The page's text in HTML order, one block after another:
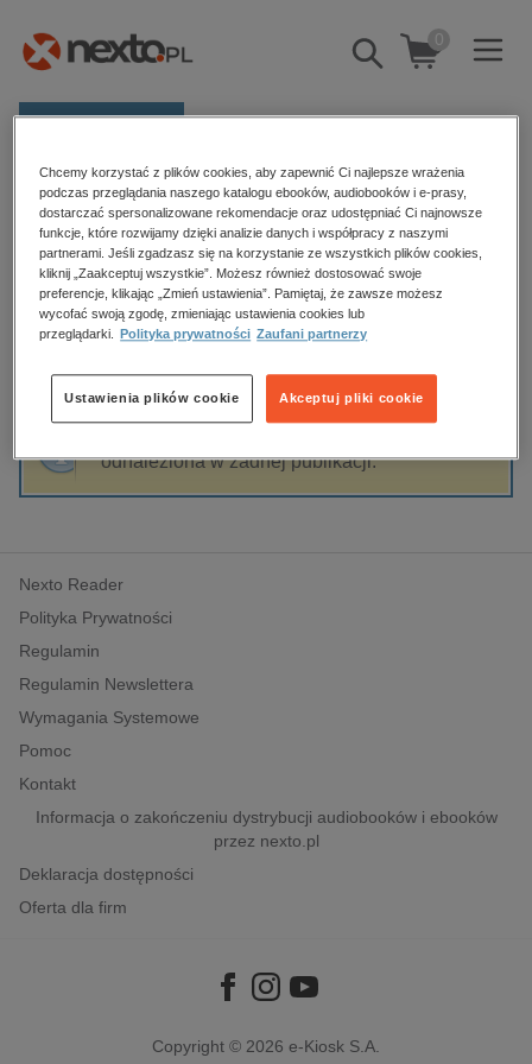
Pokaż/schowaj
wyszukiwarkę
0
Kategorie
Zobacz wszystkie E-prasa
budownictwo, aranżacja wnętrz
biznesowe, branżowe, gospodarka
dzienniki
edukacja
hobby, sport, rozrywka
komputery, internet, technologie, informatyka
polityka, społeczno-informacyjne
psychologiczne
inne
popularno-naukowe
historia
Strona główna Wydawnictwo Agora
Wydawnictwo Agora
Sortowanie Filtrowanie
odnaleziona w żadnej publikacji.
Nexto Reader
Polityka Prywatności
Regulamin
Regulamin Newslettera
Wymagania Systemowe
Pomoc
Kontakt
Informacja o zakończeniu dystrybucji audiobooków i ebooków
przez nexto.pl
Deklaracja dostępności
Oferta dla firm
Copyright © 2026 e-Kiosk S.A.
Chcemy korzystać z plików cookies, aby zapewnić Ci najlepsze wrażenia
podczas przeglądania naszego katalogu ebooków, audiobooków i e-prasy,
dostarczać spersonalizowane rekomendacje oraz udostępniać Ci najnowsze
funkcje, które rozwijamy dzięki analizie danych i współpracy z naszymi
partnerami. Jeśli zgadzasz się na korzystanie ze wszystkich plików cookies,
kliknij „Zaakceptuj wszystkie”. Możesz również dostosować swoje
preferencje, klikając „Zmień ustawienia”. Pamiętaj, że zawsze możesz
wycofać swoją zgodę, zmieniając ustawienia cookies lub
przeglądarki.
Polityka prywatności Zaufani partnerzy
Akceptuj pliki cookie
Ustawienia plików cookie